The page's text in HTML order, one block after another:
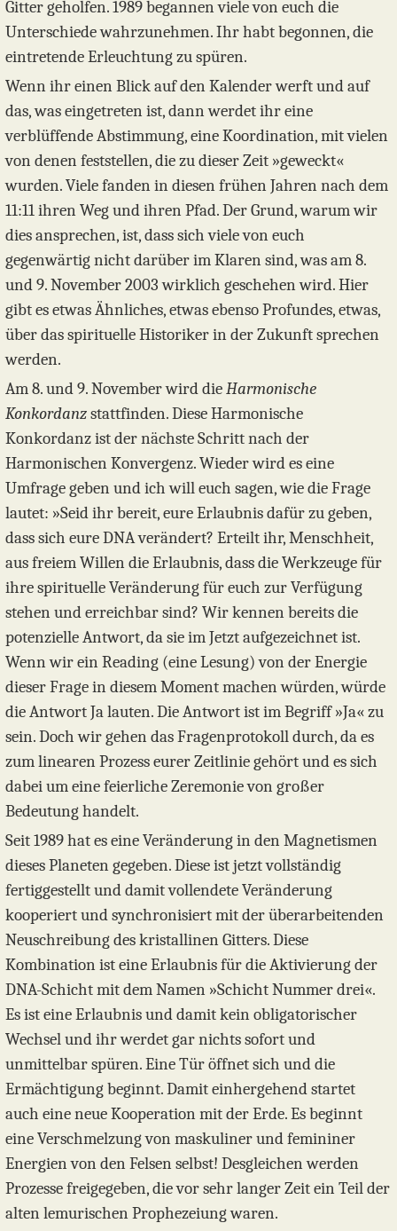
Gitter geholfen. 1989 begannen viele von euch die
Unterschiede wahrzunehmen. Ihr habt begonnen, die
eintretende Erleuchtung zu spüren.
Wenn ihr einen Blick auf den Kalender werft und auf
das, was eingetreten ist, dann werdet ihr eine
verblüffende Abstimmung, eine Koordination, mit vielen
von denen feststellen, die zu dieser Zeit »geweckt«
wurden. Viele fanden in diesen frühen Jahren nach dem
11:11 ihren Weg und ihren Pfad. Der Grund, warum wir
dies ansprechen, ist, dass sich viele von euch
gegenwärtig nicht darüber im Klaren sind, was am 8.
und 9. November 2003 wirklich geschehen wird. Hier
gibt es etwas Ähnliches, etwas ebenso Profundes, etwas,
über das spirituelle Historiker in der Zukunft sprechen
werden.
Am 8. und 9. November wird dieHarmonische
Konkordanzstattfinden. Diese Harmonische
Konkordanz ist der nächste Schritt nach der
Harmonischen Konvergenz. Wieder wird es eine
Umfrage geben und ich will euch sagen, wie die Frage
lautet: »Seid ihr bereit, eure Erlaubnis dafür zu geben,
dass sich eure DNA verändert? Erteilt ihr, Menschheit,
aus freiem Willen die Erlaubnis, dass die Werkzeuge für
ihre spirituelle Veränderung für euch zur Verfügung
stehen und erreichbar sind? Wir kennen bereits die
potenzielle Antwort, da sie im Jetzt aufgezeichnet ist.
Wenn wir ein Reading (eine Lesung) von der Energie
dieser Frage in diesem Moment machen würden, würde
die Antwort Ja lauten. Die Antwort ist im Begriff »Ja« zu
sein. Doch wir gehen das Fragenprotokoll durch, da es
zum linearen Prozess eurer Zeitlinie gehört und es sich
dabei um eine feierliche Zeremonie von großer
Bedeutung handelt.
Seit 1989 hat es eine Veränderung in den Magnetismen
dieses Planeten gegeben. Diese ist jetzt vollständig
fertiggestellt und damit vollendete Veränderung
kooperiert und synchronisiert mit der überarbeitenden
Neuschreibung des kristallinen Gitters. Diese
Kombination ist eine Erlaubnis für die Aktivierung der
DNA-Schicht mit dem Namen »Schicht Nummer drei«.
Es ist eine Erlaubnis und damit kein obligatorischer
Wechsel und ihr werdet gar nichts sofort und
unmittelbar spüren. Eine Tür öffnet sich und die
Ermächtigung beginnt. Damit einhergehend startet
auch eine neue Kooperation mit der Erde. Es beginnt
eine Verschmelzung von maskuliner und femininer
Energien von den Felsen selbst! Desgleichen werden
Prozesse freigegeben, die vor sehr langer Zeit ein Teil der
alten lemurischen Prophezeiung waren.